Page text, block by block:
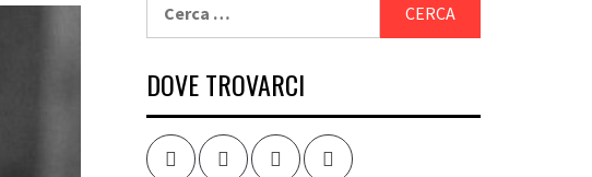
DOVE TROVARCI
FacebookTwitter InstagramYoutube